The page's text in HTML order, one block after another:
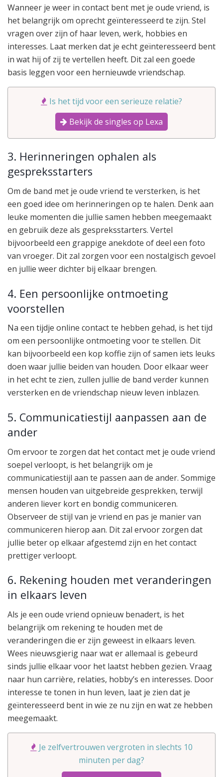
Wanneer je weer in contact bent met je oude vriend, is
het belangrijk om oprecht geïnteresseerd te zijn. Stel
vragen over zijn of haar leven, werk, hobbies en
interesses. Laat merken dat je echt geïnteresseerd bent
in wat hij of zij te vertellen heeft. Dit zal een goede
basis leggen voor een hernieuwde vriendschap.
Is het tijd voor een serieuze relatie?
Bekijk de singles op Lexa
3. Herinneringen ophalen als
gespreksstarters
Om de band met je oude vriend te versterken, is het
een goed idee om herinneringen op te halen. Denk aan
leuke momenten die jullie samen hebben meegemaakt
en gebruik deze als gespreksstarters. Vertel
bijvoorbeeld een grappige anekdote of deel een foto
van vroeger. Dit zal zorgen voor een nostalgisch gevoel
en jullie weer dichter bij elkaar brengen.
4. Een persoonlijke ontmoeting
voorstellen
Na een tijdje online contact te hebben gehad, is het tijd
om een persoonlijke ontmoeting voor te stellen. Dit
kan bijvoorbeeld een kop koffie zijn of samen iets leuks
doen waar jullie beiden van houden. Door elkaar weer
in het echt te zien, zullen jullie de band verder kunnen
versterken en de vriendschap nieuw leven inblazen.
5. Communicatiestijl aanpassen aan de
ander
Om ervoor te zorgen dat het contact met je oude vriend
soepel verloopt, is het belangrijk om je
communicatiestijl aan te passen aan de ander. Sommige
mensen houden van uitgebreide gesprekken, terwijl
anderen liever kort en bondig communiceren.
Observeer de stijl van je vriend en pas je manier van
communiceren hierop aan. Dit zal ervoor zorgen dat
jullie beter op elkaar afgestemd zijn en het contact
prettiger verloopt.
6. Rekening houden met veranderingen
in elkaars leven
Als je een oude vriend opnieuw benadert, is het
belangrijk om rekening te houden met de
veranderingen die er zijn geweest in elkaars leven.
Wees nieuwsgierig naar wat er allemaal is gebeurd
sinds jullie elkaar voor het laatst hebben gezien. Vraag
naar hun carrière, relaties, hobby’s en interesses. Door
interesse te tonen in hun leven, laat je zien dat je
geïnteresseerd bent in wie ze nu zijn en wat ze hebben
meegemaakt.
Je zelfvertrouwen vergroten in slechts 10
minuten per dag?